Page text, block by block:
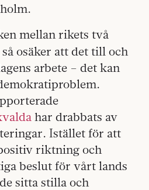
mellan rikets två
osäker att det till och
arbete – det kan
har drabbats av
Istället för att
riktning och
beslut för vårt lands
sitta stilla och